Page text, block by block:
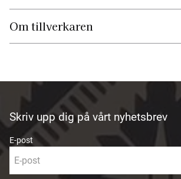
Om tillverkaren
Skriv upp dig på vårt nyhetsbrev
E-post